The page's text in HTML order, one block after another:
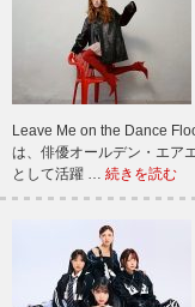
Leave Me on the Dance
は、俳優オールデン・エア
として活躍 … 続きを読む